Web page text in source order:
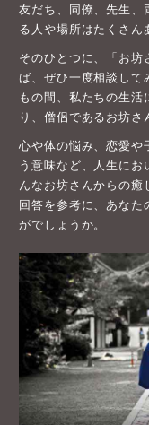
友だち、同僚、先生、
る人や場所はたくさん
そのひとつに、「お坊
ば、ぜひ一度相談して
もの間、私たちの生活
り、僧侶であるお坊さ
心や体の悩み、恋愛や
う意味など、人生に
んなお坊さんからの癒
回答を参考に、あな
がでしょうか。